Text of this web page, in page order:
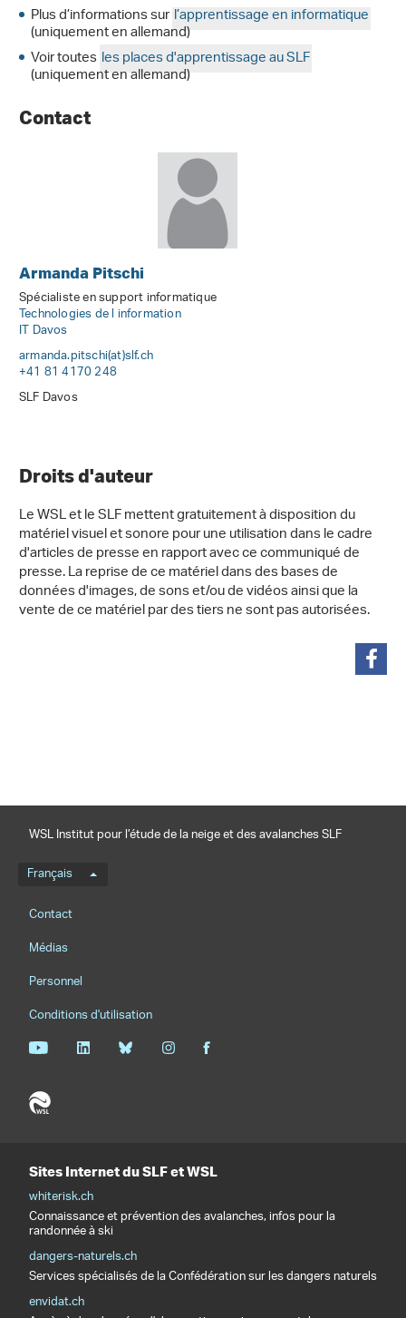
Plus d’informations surl’apprentissage en informatique
(uniquement en allemand)
Voir toutesles places d'apprentissage au SLF
(uniquement en allemand)
Contact
Armanda Pitschi
Spécialiste en support informatique
Technologies de l information
IT Davos
armanda.pitschi(at)slf.ch
+41 81 4170 248
SLF Davos
Droits d'auteur
Le WSL et le SLF mettent gratuitement à disposition du
matériel visuel et sonore pour une utilisation dans le cadre
d'articles de presse en rapport avec ce communiqué de
presse. La reprise de ce matériel dans des bases de
données d'images, de sons et/ou de vidéos ainsi que la
vente de ce matériel par des tiers ne sont pas autorisées.
WSL Institut pour l’étude de la neige et des avalanches SLF
Menu de langue
Français
Footernavigation
Contact
Médias
Personnel
Conditions d'utilisation
Sites Internet du SLF et WSL
whiterisk.ch
Connaissance et prévention des avalanches, infos pour la
randonnée à ski
dangers-naturels.ch
Services spécialisés de la Confédération sur les dangers naturels
envidat.ch